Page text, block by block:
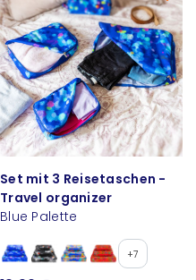
Set mit 3 Reisetaschen -
Travel organizer
Blue Palette
+7